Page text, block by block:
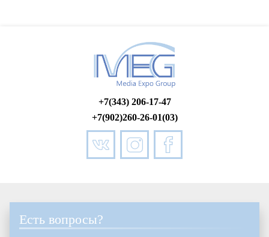
+7(343) 206-17-47
+7(902)260-26-01(03)
Есть вопросы?